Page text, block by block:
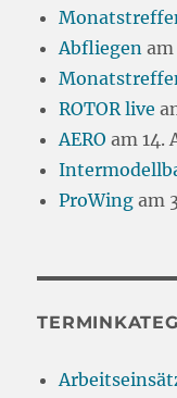
Abfliegen am
ROTOR live
AERO am 14.
ProWing am